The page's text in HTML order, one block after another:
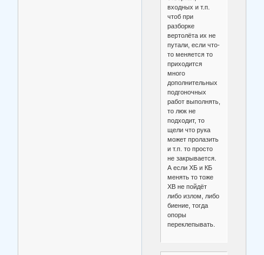
входных и т.п.
чтоб при
разборке
вертолёта их не
путали, если что-
то меняется то
приходится
много
дополнительных
подгоночных
работ выполнять,
то люк не
подходит, то
щели что рука
может пролазить
и т.п. то просто
не закрывается.
А если ХБ и КБ
менять то тоже
ХВ не пойдёт
либо излом, либо
биение, тогда
опоры
переклепывать.